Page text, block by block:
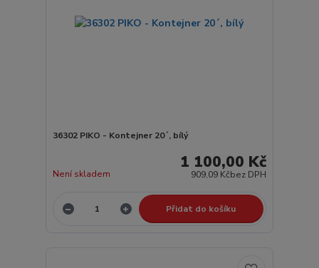
36302 PIKO - Kontejner 20´, bílý
1 100,00 Kč
909,09 Kčbez DPH
Není skladem
Přidat do košíku